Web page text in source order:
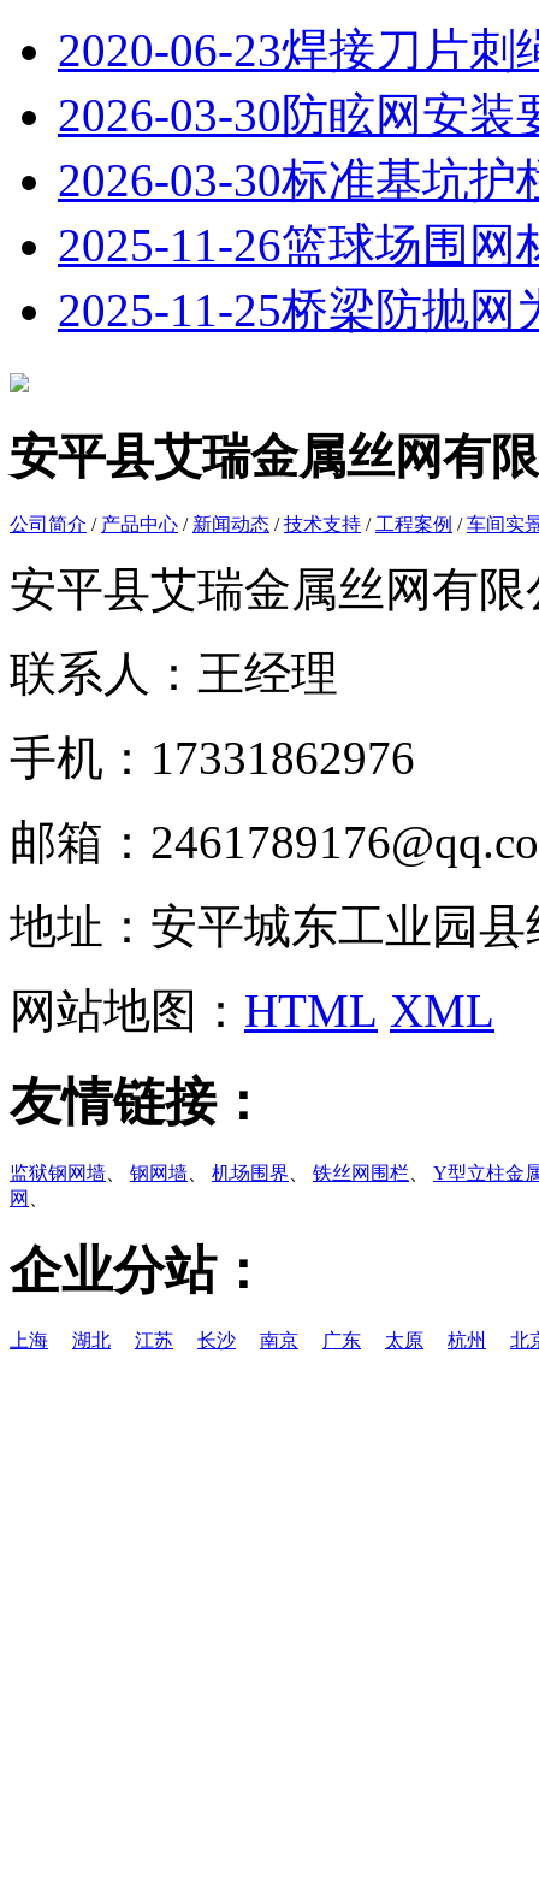
2020-06-23焊接刀片刺
2026-03-30防眩网安装
2026-03-30标准基坑护
2025-11-26篮球场围网
2025-11-25桥梁防抛网
安平县艾瑞金属丝网有
公司简介 / 产品中心 / 新闻动态 /技术支持 / 工程案例 /车间实
安平县艾瑞金属丝网有限
联系人：王经理
手机：17331862976
邮箱：
地址：安平城东工业园县
网站地图： HTML XML
友情链接：
监狱钢网墙 钢网墙 机场围界 铁丝网围栏
Y型立柱金
网
企业分站：
上海 湖北 江苏 长沙 南京 广东 太原 杭州 北